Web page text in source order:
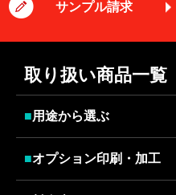
サンプル請求
取り扱い商品一覧
■用途から選ぶ
■オプション印刷・加工